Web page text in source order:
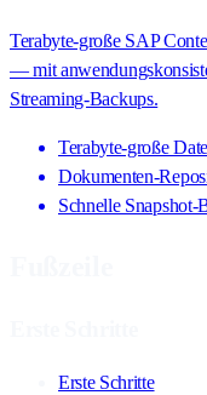
Terabyte-große SAP
— mit
Streaming-Backups.
Terabyte-große
Dokumenten-
Schnelle Snapshot-
Erste Schritte